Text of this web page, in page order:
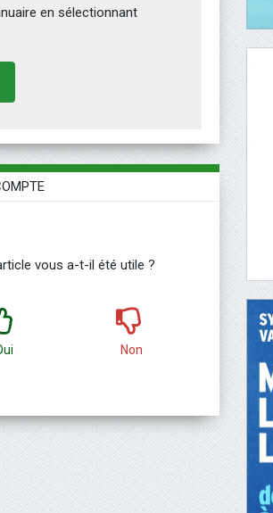
en sélectionnant
vous a-t-il été utile ?
Non